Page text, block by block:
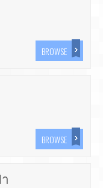
BROWSE
BROWSE